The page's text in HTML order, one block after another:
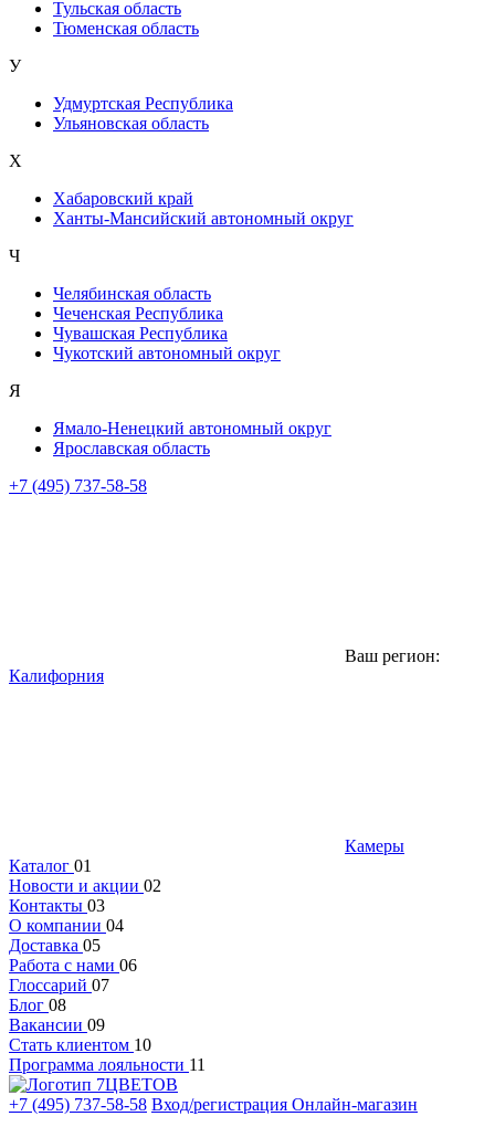
Тульская область
Тюменская область
У
Удмуртская Республика
Ульяновская область
Х
Хабаровский край
Ханты-Мансийский автономный округ
Ч
Челябинская область
Чеченская Республика
Чувашская Республика
Чукотский автономный округ
Я
Ямало-Ненецкий автономный округ
Ярославская область
+7 (495) 737-58-58
Ваш регион:
Калифорния
Камеры
Каталог 01
Новости и акции 02
Контакты 03
О компании 04
Доставка 05
Работа с нами 06
Глоссарий 07
Блог 08
Вакансии 09
Стать клиентом 10
Программа лояльности 11
+7 (495) 737-58-58 Вход/регистрация Онлайн-магазин